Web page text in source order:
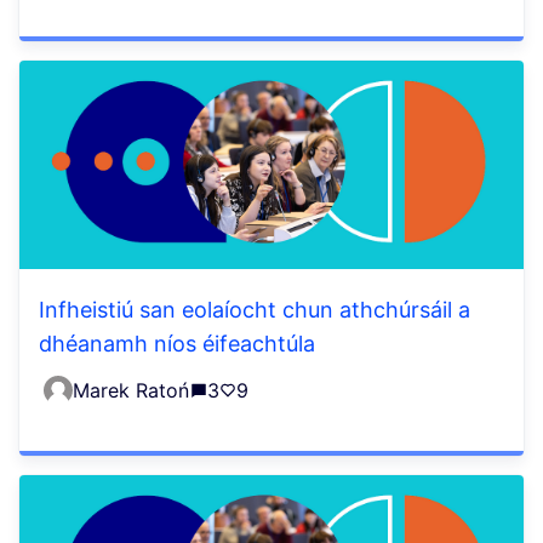
Infheistiú san eolaíocht chun athchúrsáil a
dhéanamh níos éifeachtúla
Marek Ratoń 3 9